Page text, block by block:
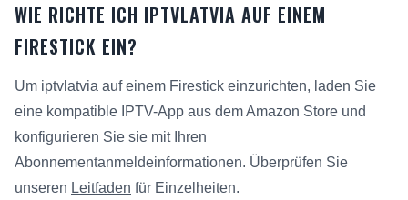
WIE RICHTE ICH IPTVLATVIA AUF EINEM
FIRESTICK EIN?
Um iptvlatvia auf einem Firestick einzurichten, laden Sie
eine kompatible IPTV-App aus dem Amazon Store und
konfigurieren Sie sie mit Ihren
Abonnementanmeldeinformationen. Überprüfen Sie
unseren Leitfaden für Einzelheiten.